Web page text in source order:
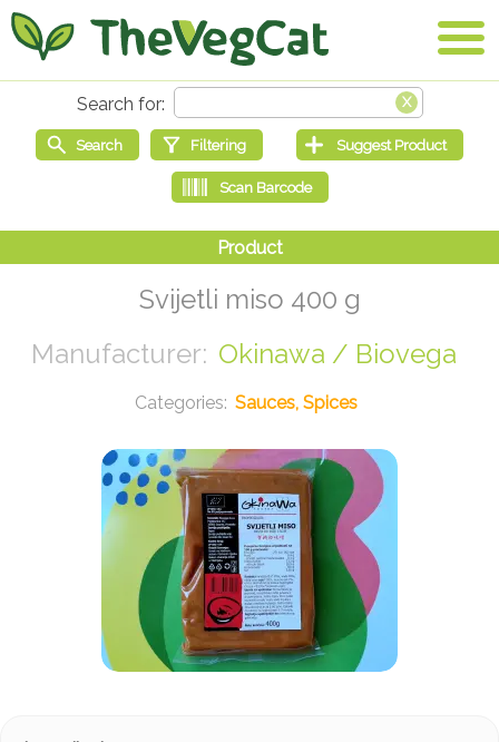
Svijetli miso 400 g
Okinawa / Biovega
Sauces, Spices